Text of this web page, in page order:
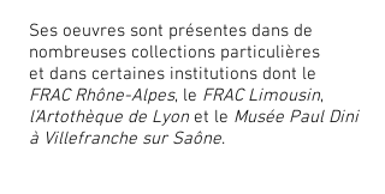
Ses oeuvres sont présentes dans de
nombreuses collections particulières
et dans certaines institutions dont le
FRAC Rhône-Alpes, le FRAC Limousin,
l’Artothèque de Lyon et le Musée Paul Dini
à Villefranche sur Saône.